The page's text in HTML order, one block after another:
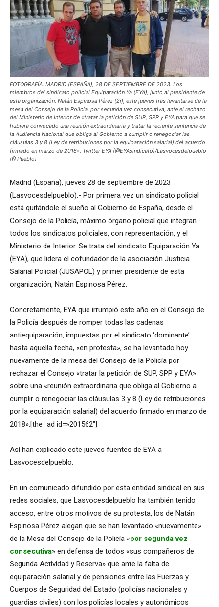
FOTOGRAFÍA. MADRID (ESPAÑA), 28 DE SEPTIEMBRE DE 2023. Los
miembros del sindicato policial Equiparación Ya (EYA), junto al presidente de
esta organización, Natán Espinosa Pérez (2i), este jueves tras levantarse de la
mesa del Consejo de la Policía, por segunda vez consecutiva, ante el rechazo
del Ministerio de Interior de «tratar la petición de SUP, SPP y EYA para que se
hubiera convocado una reunión extraordinaria y tratar la reciente sentencia de
la Audiencia Nacional que obliga al Gobierno a cumplir o renegociar las
cláusulas 3 y 8 (Ley de retribuciones por la equiparación salarial) del acuerdo
firmado en marzo de 2018». Twitter EYA (@EYAsindicato)/Lasvocesdelpueblo
(Ñ Pueblo)
Madrid (España), jueves 28 de septiembre de 2023
(Lasvocesdelpueblo).- Por primera vez un sindicato policial
está quitándole el sueño al Gobierno de España, desde el
Consejo de la Policía, máximo órgano policial que integran
todos los sindicatos policiales, con representación, y el
Ministerio de Interior. Se trata del sindicato Equiparación Ya
(EYA), que lidera el cofundador de la asociación Justicia
Salarial Policial (JUSAPOL) y primer presidente de esta
organización, Natán Espinosa Pérez.
Concretamente, EYA que irrumpió este año en el Consejo de
la Policía después de romper todas las cadenas
antiequiparación, impuestas por el sindicato ‘dominante’
hasta aquella fecha, «en protesta», se ha levantado hoy
nuevamente de la mesa del Consejo de la Policía por
rechazar el Consejo «tratar la petición de SUP, SPP y EYA»
sobre una «reunión extraordinaria que obliga al Gobierno a
cumplir o renegociar las cláusulas 3 y 8 (Ley de retribuciones
por la equiparación salarial) del acuerdo firmado en marzo de
2018».[the_ad id=»201562″]
Así han explicado este jueves fuentes de EYA a
Lasvocesdelpueblo.
En un comunicado difundido por esta entidad sindical en sus
redes sociales, que Lasvocesdelpueblo ha también tenido
acceso, entre otros motivos de su protesta, los de Natán
Espinosa Pérez alegan que se han levantado «nuevamente»
de la Mesa del Consejo de la Policía «por segunda vez
consecutiva» en defensa de todos «sus compañeros de
Segunda Actividad y Reserva» que ante la falta de
equiparación salarial y de pensiones entre las Fuerzas y
Cuerpos de Seguridad del Estado (policías nacionales y
guardias civiles) con los policías locales y autonómicos